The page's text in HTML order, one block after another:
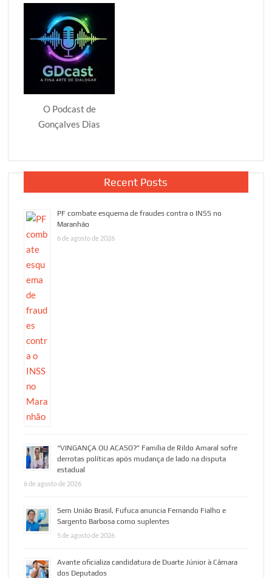
O Podcast de
Gonçalves Dias
Recent Posts
PF combate esquema de fraudes contra o INSS no
Maranhão
6 de agosto de 2026
“VINGANÇA OU ACASO?” Família de Rildo Amaral sofre
derrotas políticas após mudança de lado na disputa
estadual
6 de agosto de 2026
Sem União Brasil, Fufuca anuncia Fernando Fialho e
Sargento Barbosa como suplentes
5 de agosto de 2026
Avante oficializa candidatura de Duarte Júnior à Câmara
dos Deputados